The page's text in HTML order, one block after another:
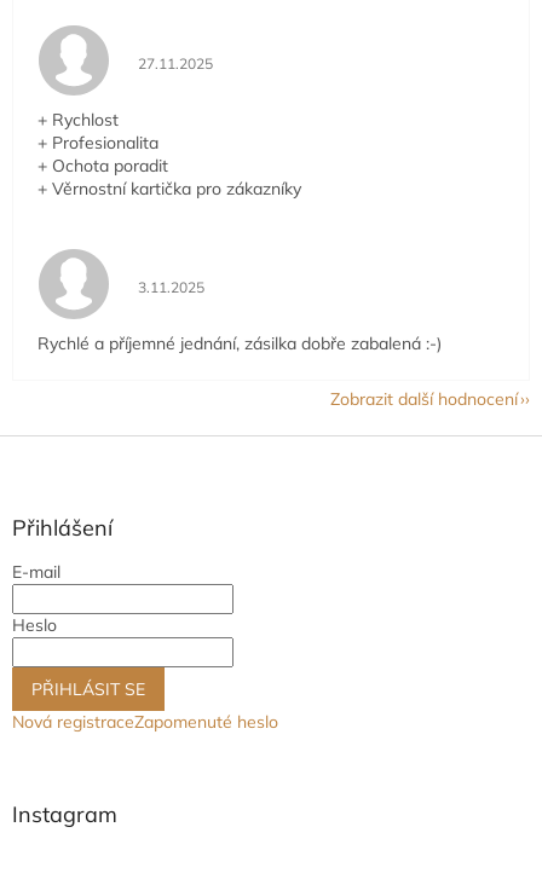
Hodnocení obchodu je 5 z 5 hvězdiček.
27.11.2025
+ Rychlost
+ Profesionalita
+ Ochota poradit
+ Věrnostní kartička pro zákazníky
Hodnocení obchodu je 5 z 5 hvězdiček.
3.11.2025
Rychlé a příjemné jednání, zásilka dobře zabalená :-)
Zobrazit další hodnocení
Z
Přihlášení
E-mail
Heslo
PŘIHLÁSIT SE
Nová registraceZapomenuté heslo
Instagram